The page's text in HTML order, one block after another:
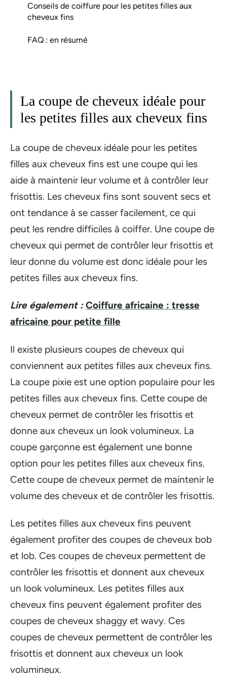
Conseils de coiffure pour les petites filles aux
cheveux fins
FAQ : en résumé
La coupe de cheveux idéale pour
les petites filles aux cheveux fins
La coupe de cheveux idéale pour les petites
filles aux cheveux fins est une coupe qui les
aide à maintenir leur volume et à contrôler leur
frisottis. Les cheveux fins sont souvent secs et
ont tendance à se casser facilement, ce qui
peut les rendre difficiles à coiffer. Une coupe de
cheveux qui permet de contrôler leur frisottis et
leur donne du volume est donc idéale pour les
petites filles aux cheveux fins.
Lire également : Coiffure africaine : tresse
africaine pour petite fille
Il existe plusieurs coupes de cheveux qui
conviennent aux petites filles aux cheveux fins.
La coupe pixie est une option populaire pour les
petites filles aux cheveux fins. Cette coupe de
cheveux permet de contrôler les frisottis et
donne aux cheveux un look volumineux. La
coupe garçonne est également une bonne
option pour les petites filles aux cheveux fins.
Cette coupe de cheveux permet de maintenir le
volume des cheveux et de contrôler les frisottis.
Les petites filles aux cheveux fins peuvent
également profiter des coupes de cheveux bob
et lob. Ces coupes de cheveux permettent de
contrôler les frisottis et donnent aux cheveux
un look volumineux. Les petites filles aux
cheveux fins peuvent également profiter des
coupes de cheveux shaggy et wavy. Ces
coupes de cheveux permettent de contrôler les
frisottis et donnent aux cheveux un look
volumineux.